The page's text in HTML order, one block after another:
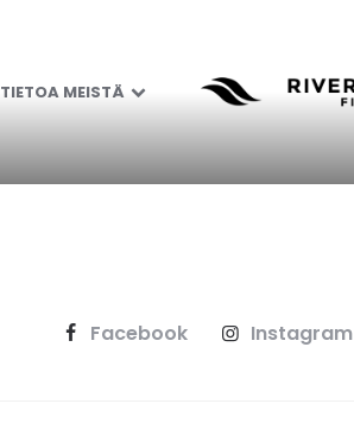
TIETOA MEISTÄ
Facebook Instagram